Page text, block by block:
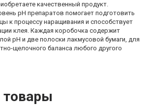
качественный продукт.
pH препаратов помогает подготовить
к процессу наращивания и способствует
клея. Каждая коробочка содержит
pH и две полоски лакмусовой бумаги, для
щелочного баланса любого другого